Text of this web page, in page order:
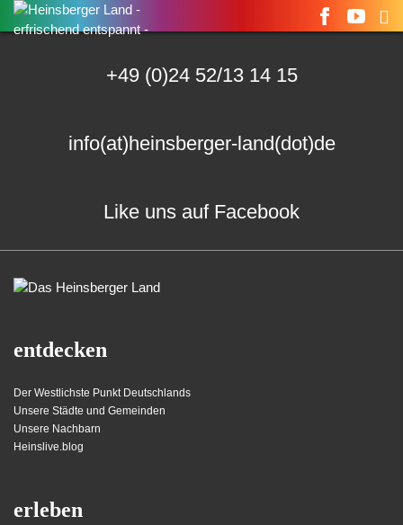
Suchen
nach:
+49 (0)24 52/13 14 15
info(at)heinsberger-land(dot)de
Like uns auf Facebook
entdecken
Der Westlichste Punkt Deutschlands
Unsere Städte und Gemeinden
Unsere Nachbarn
Heinslive.blog
erleben